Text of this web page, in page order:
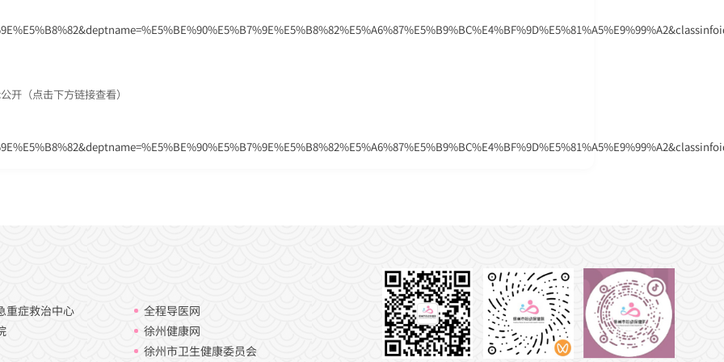
开 （点击下方链接查看）
重症救治中心
全程导医网
徐州健康网
徐州市卫生健康委员会